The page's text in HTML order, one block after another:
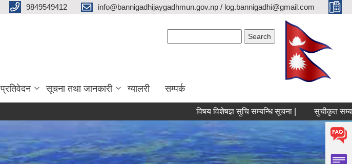
9849549412 info@bannigadhijaygadhmun.gov.np / log.bannigadhi@gmail.com
प्रतिवेदन सूचना तथा जानकारी ग्यालरी सम्पर्क
विषय विशेषज्ञ सुचि सम्बन्धि सूचना | सुचीकृत सम्बन्धी